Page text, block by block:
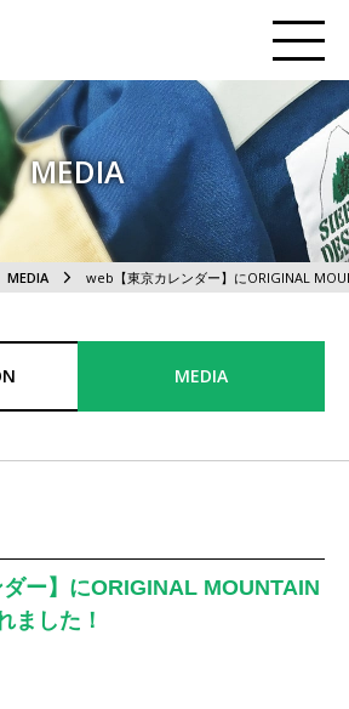
MEDIA
MEDIA web【東京カレンダー】にORIGINAL
MEDIA
ー】にORIGINAL MOUNTAIN
ました！